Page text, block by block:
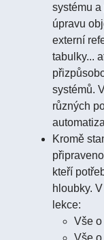
systému
úpravu
externí
tabulky...
systémů.
různých
Kromě
kteří
hloubky.
lekce:
Vše
Vše